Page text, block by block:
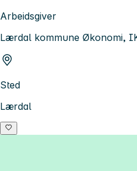
Arbeidsgiver
Lærdal kommune Økonomi,
Sted
Lærdal